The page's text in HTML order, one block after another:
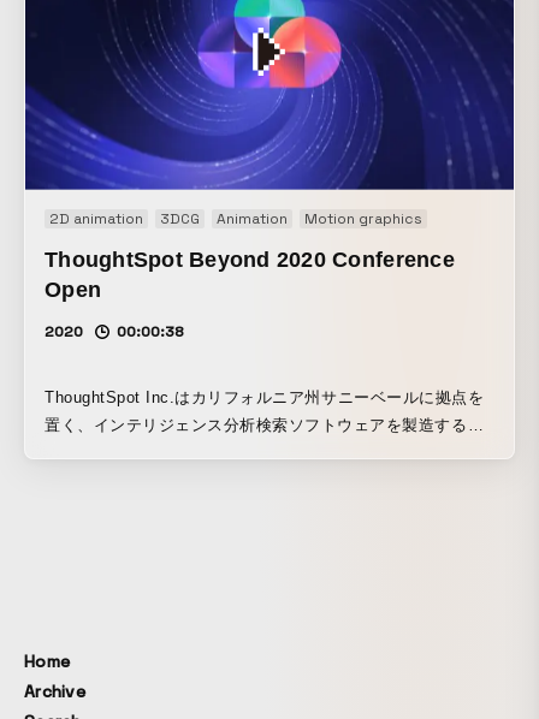
2D animation 3DCG Animation Motion graphics
ThoughtSpot Beyond 2020 Conference
Open
2020 00:00:38
ThoughtSpot Inc.はカリフォルニア州サニーベールに拠点を
置く、インテリジェンス分析検索ソフトウェアを製造するテ
Home
Archive